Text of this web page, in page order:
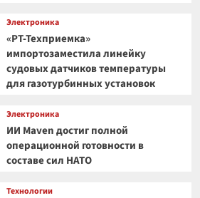
Электроника
«РТ-Техприемка»
импортозаместила линейку
судовых датчиков температуры
для газотурбинных установок
Электроника
ИИ Maven достиг полной
операционной готовности в
составе сил НАТО
Технологии